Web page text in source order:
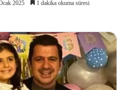
2025 1 dakika okuma süresi